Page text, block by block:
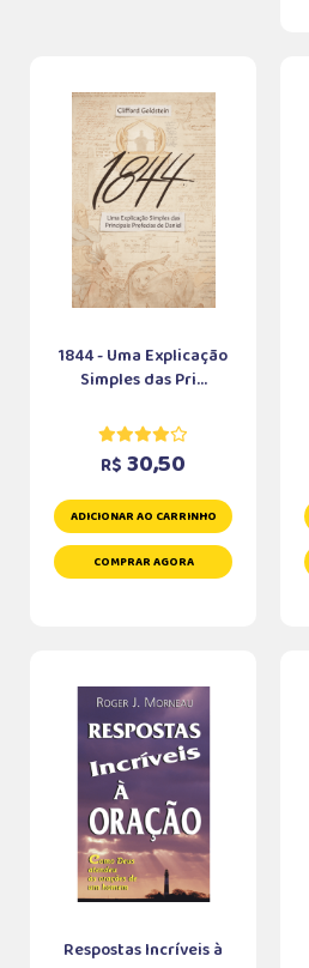
1844 - Uma Explicação
Simples das Pri...
R$ 30,50
ADICIONAR AO CARRINHO
COMPRAR AGORA
Respostas Incríveis à